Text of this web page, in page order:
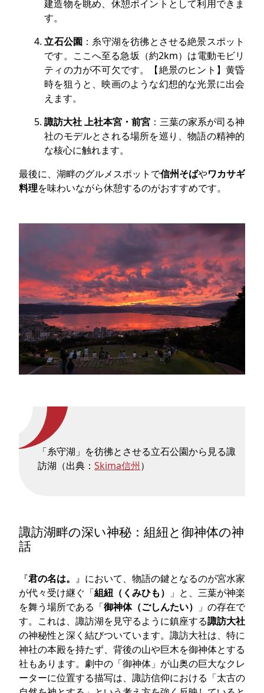
建造物を眺め、休憩ポイントとして利用できま
す。
立石公園 ：糸守湖を彷彿とさせる絶景スポット
です。ここへ至る急坂（約2km）は電動モビリ
ティの力が不可欠です。【絶景のヒント】黄昏
時を狙うと、映画のような幻想的な光景に出会
えます。
諏訪大社 上社本宮・前宮 ：三葉の家系が司る神
社のモデルとされる場所を巡り、物語の精神的
な核心に触れます。
最後に、湖畔のグルメスポットで信州そばやワカサギ
料理を味わいながら休憩するのがおすすめです。
「糸守湖」を彷彿とさせる立石公園から見る諏
訪湖（出典： Skima信州）
諏訪湖畔の深い神秘：組紐と御神体の神
話
『君の名は。 』において、物語の鍵となるのが宮水家
が代々受け継ぐ「組紐（くみひも）
」と、三葉が神楽
を舞う場所である「御神体（ごしんたい）
」の存在で
す。これは、諏訪湖を見守るように鎮座する諏訪大社
の神秘性と深く結びついています。諏訪大社は、特に
神社の本殿を持たず、背後の山や巨木を御神体とする
社もあります。劇中の「御神体」が山奥の巨大なクレ
ーターに位置する描写は、諏訪信仰における「太古の